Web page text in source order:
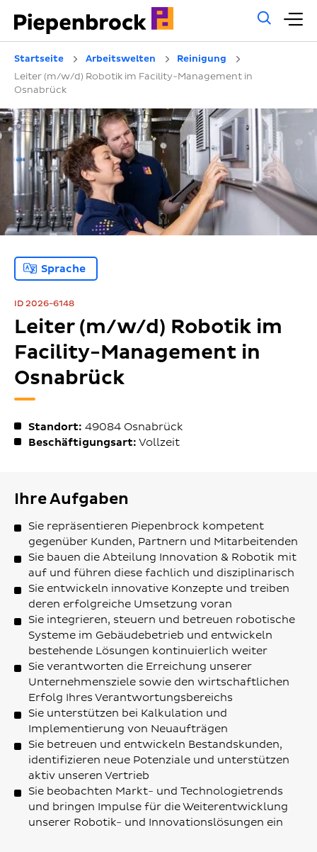
Startseite Arbeitswelten
Reinigung
Leiter (m/w/d) Robotik im Facility-Management in
Osnabrück
Sprache
ID 2026-6148
Leiter (m/w/d) Robotik im
Facility-Management in
Osnabrück
Standort: 49084 Osnabrück
Beschäftigungsart: Vollzeit
Ihre Aufgaben
Sie repräsentieren Piepenbrock kompetent
gegenüber Kunden, Partnern und Mitarbeitenden
Sie bauen die Abteilung Innovation & Robotik mit
auf und führen diese fachlich und disziplinarisch
Sie entwickeln innovative Konzepte und treiben
deren erfolgreiche Umsetzung voran
Sie integrieren, steuern und betreuen robotische
Systeme im Gebäudebetrieb und entwickeln
bestehende Lösungen kontinuierlich weiter
Sie verantworten die Erreichung unserer
Unternehmensziele sowie den wirtschaftlichen
Erfolg Ihres Verantwortungsbereichs
Sie unterstützen bei Kalkulation und
Implementierung von Neuaufträgen
Sie betreuen und entwickeln Bestandskunden,
identifizieren neue Potenziale und unterstützen
aktiv unseren Vertrieb
Sie beobachten Markt- und Technologietrends
und bringen Impulse für die Weiterentwicklung
unserer Robotik- und Innovationslösungen ein